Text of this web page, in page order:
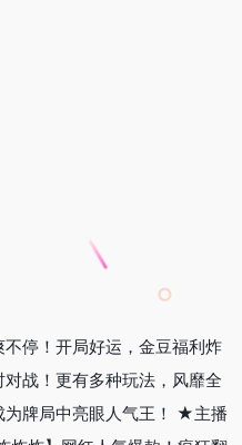
停！开局好运，金豆福利炸
战！更有多种玩法，风靡全
为牌局中亮眼人气王！ ★主播